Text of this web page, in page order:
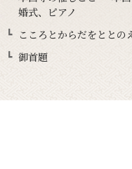
婚式、ピアノ
こころとからだをとと
御首題